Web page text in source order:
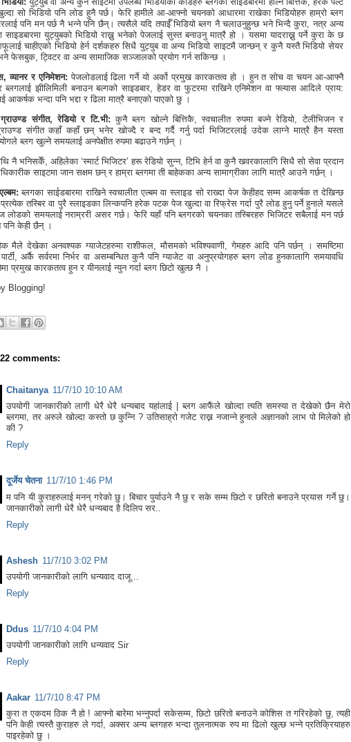
सो भिडियो पनि लोड हुनै पर्छ। फेरि हामीले आ-आफ्नो चयनको आधारमा राखेका भिडियोहरु हाम्रो ब्लग
पनि मन पर्छ नै भन्ने पनि छैन्। त्यसैले यदि तपाईँ भिडियो ब्लग नै चलाउनुहुन्छ भने भिन्दै कुरा, नत्र अन्य
साइडबारमा युट्युबको भिडियो राख्नु भनेको पेजलाई सुस्त बनाउनु मात्रै हो । यसमा यादराख्नु पर्ने कुरा के छ
चाहीएको भिडियो हेर्न दर्शकहरु सिधै युट्युब वा अन्य भिडियो साइटमै जान्छन् र कुनै यस्तै भिडियो सेयर
फेसबुक, ट्विटर वा अन्य सामाजिक सञ्जालको प्रयोग गर्न सकिन्छ ।
व्यानर र एनिमेशन: पेजलोडलाई ढिला गर्ने यो अर्को प्रमुख कारकतत्व हो । हुन त सोच वा चयन आ-आफ्नै
ब्लगलाई झीलिमिली बनाउन बल्गको साइडबार, हेडर वा फुटरमा राखिने एनिमेशन वा फ्ल्यास आदिले प्राय:
आकर्षक भन्दा पनि भद्दा र ढिला मात्रै बनाएको पाएको छु ।
संगीत, रेडियो र टि.भी: कुनै ब्लग खोल्ने बित्तिकै, स्वचालीत रुपमा बज्ने रेडियो, टेलीभिजन र
संगीत कहाँ कहाँ छन् भनेर खोज्दै र बन्द गर्दै गर्नु पर्दा भिजिटरलाई उदेक लाग्ने मात्रै हैन यस्ता
ब्लग खुल्ने समयलाई अनपेक्षीत रुपमा बढाउने गर्छन् ।
नै भनिसकेँ, अहिलेका ‘स्मार्ट भिजिटर’ हरू रेडियो सुन्न, टिभि हेर्न वा कुनै खवरकालागि सिधै सो सेवा प्रदान
साइटमा जान सक्षम छन् र हाम्रा ब्लगमा ती बाहेकका अन्य सामाग्रीका लागि मात्रै आउने गर्छन् ।
ब्लगका साईडबारमा राखिने स्वचालीत एल्बम वा स्लाइड सो राख्दा पेज केहीहद सम्म आकर्षक त देखिन्छ
तस्बिर वा पुरै स्लाइडका लिन्कपनि हरेक पटक पेज खुल्दा वा रिफ्रेस गर्दा पुरै लोड हुनु पर्ने हुनाले यसले
लोडको समयलाई नराम्ररी असर गर्छ। फेरि यहाँ पनि ब्लगरको चयनका तस्बिरहरु भिजिटर सबैलाई मन पर्छ
पनि केही छैन् ।
मैले देखेका अनवश्यक ग्याजेटहरुमा राशीफल, मौसमको भविश्यवाणी, गेमहरु आदि पनि पर्छन् । समष्टिमा
अर्कै सर्वरमा निर्भर वा असम्बन्धित कुनै पनि ग्याजेट वा अनुप्रयोगहरु ब्लग लोड हुनकालागि समयावधि
प्रमुख कारकतत्व हुन र यीनलाई न्युन गर्दा ब्लग छिटो खुल्छ नै ।
Blogging!
22 comments:
Chaitanya 11/7/10 10:10 AM
उपयोगी जानकारीको लागी धेरै धेरै धन्यबाद यहांलाई | ब्लग आफैंले खोल्दा त्यति समस्या त देखेको छैन मेरो
ब्लगमा, तर अरुले खोल्दा कस्तो छ कुन्नि ? उतिसाह्रो गजेट राख्न नजान्ने हुनाले अज्ञानको लाभ पो मिलेको हो
की ?
Reply
दूर्जेय चेतना 11/7/10 1:46 PM
म पनि यी कुराहरुलाई मनन् गरेको छु। बिचार पुर्याउने नै छु र सके सम्म छिटो र छरितो बनाउने प्रयास गर्ने छु।
जानकारीको लागी धेरै धेरै धन्यबाद है दिलिप सर..
Reply
Ashesh 11/7/10 3:02 PM
उपयोगी जानकारीको लागि धन्यवाद दाजू...
Reply
Ddus 11/7/10 4:04 PM
उपयोगी जानकारीको लागि धन्यवाद Sir
Reply
Aakar 11/7/10 8:47 PM
कुरा त एकदम ठिक नै हो ! आफ्नो बारेमा भन्नुपर्दा सकेसम्म, छिटो छरितो बनाउने कोशिस त गरिरहेको छु, त्यही
पनि केही त्यस्तै कुराहरु ले गर्दा, अक्सर अन्य ब्लगहरु भन्दा तुलनात्मक रुप मा ढिलो खुल्छ भन्ने प्रतिक्रियाहरु
पाइरहेको छु ।